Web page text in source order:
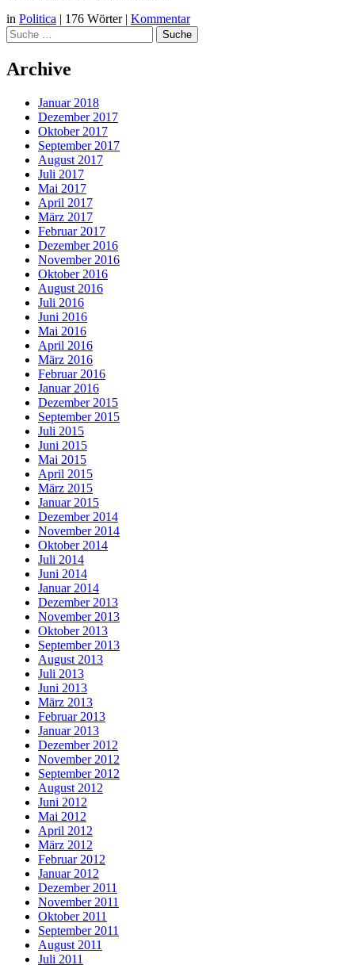
in Politica | 176 Wörter | Kommentar
Suche
Archive
Januar 2018
Dezember 2017
Oktober 2017
September 2017
August 2017
Juli 2017
Mai 2017
April 2017
März 2017
Februar 2017
Dezember 2016
November 2016
Oktober 2016
August 2016
Juli 2016
Juni 2016
Mai 2016
April 2016
März 2016
Februar 2016
Januar 2016
Dezember 2015
September 2015
Juli 2015
Juni 2015
Mai 2015
April 2015
März 2015
Januar 2015
Dezember 2014
November 2014
Oktober 2014
Juli 2014
Juni 2014
Januar 2014
Dezember 2013
November 2013
Oktober 2013
September 2013
August 2013
Juli 2013
Juni 2013
März 2013
Februar 2013
Januar 2013
Dezember 2012
November 2012
September 2012
August 2012
Juni 2012
Mai 2012
April 2012
März 2012
Februar 2012
Januar 2012
Dezember 2011
November 2011
Oktober 2011
September 2011
August 2011
Juli 2011